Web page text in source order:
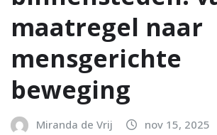
maatregel naar
mensgerichte
beweging
Miranda de Vrij nov 15, 2025